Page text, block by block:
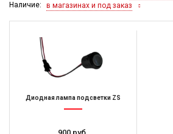
Наличие:
в магазинах и под заказ
Диодная лампа подсветки ZS
900 руб.